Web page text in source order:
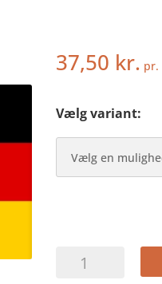
37,50 kr. pr.
Vælg variant: